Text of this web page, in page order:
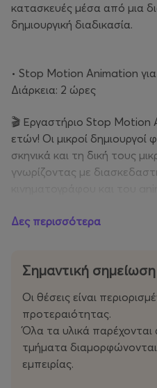
κατασκευές μέσα από μια
δημιουργική διαδικασία.
• Stop Motion Animation για
Διάρκεια: 2 ώρες
🎬 Εργαστήριο Stop Motion
ετών! Οι μικροί δημιουργοί
σκηνικά και τη δική τους
γνωρίζοντας με
• Comics: Διάρκεια 1 ώρα |
τεχνικές σχεδίου,
πειραματιστούν με
του εργαστηρίου είναι η
αυτοέκφρασης και της
ένα χαρούμενο και
από παιχνίδι, ζωγραφική
Δες περισσότερα
Σημαντική σημείωση
Οι θέσεις είναι
προτεραιότητας.
Όλα τα υλικά
τμήματα διαμορφώνονται
εμπειρίας.